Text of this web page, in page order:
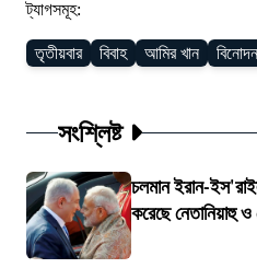
ট্যাগসমূহ:
তৃতীয়বার বিবাহ আমির খান বিনোদন
সংশ্লিষ্ট
চলমান ইরান-
করেছে নেতানিয়াহু ও